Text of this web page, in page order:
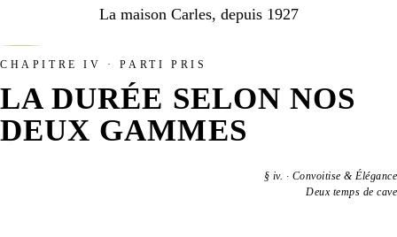
La maison Carles, depuis 1927
CHAPITRE IV · PARTI PRIS
LA DURÉE SELON NOS
DEUX GAMMES
§ iv. · Convoitise & Élégance
Deux temps de cave